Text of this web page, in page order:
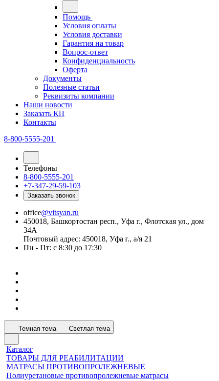
Помощь
Условия оплаты
Условия доставки
Гарантия на товар
Вопрос-ответ
Конфиденциальность
Оферта
Документы
Полезные статьи
Реквизиты компании
Наши новости
Заказать КП
Контакты
8-800-5555-201
Телефоны
8-800-5555-201
+7-347-29-59-103
Заказать звонок
office@vitsyan.ru
450018, Башкортостан респ., Уфа г., Флотская ул., дом
34А
Почтовый адрес: 450018, Уфа г., а/я 21
Пн - Пт: с 8:30 до 17:30
Темная тема Светлая тема
Каталог
ТОВАРЫ ДЛЯ РЕАБИЛИТАЦИИ
МАТРАСЫ ПРОТИВОПРОЛЕЖНЕВЫЕ
Полиуретановые противопролежневые матрасы